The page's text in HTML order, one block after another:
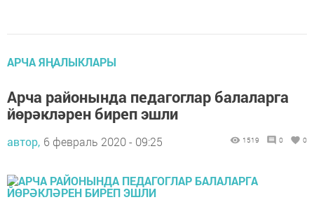
АРЧА ЯҢАЛЫКЛАРЫ
Арча районында педагоглар балаларга
йөрәкләрен биреп эшли
автор, 6 февраль 2020 - 09:25 1519 0 0